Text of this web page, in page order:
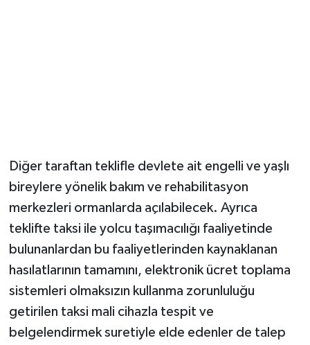
Diğer taraftan teklifle devlete ait engelli ve yaşlı
bireylere yönelik bakım ve rehabilitasyon
merkezleri ormanlarda açılabilecek. Ayrıca
teklifte taksi ile yolcu taşımacılığı faaliyetinde
bulunanlardan bu faaliyetlerinden kaynaklanan
hasılatlarının tamamını, elektronik ücret toplama
sistemleri olmaksızın kullanma zorunluluğu
getirilen taksi mali cihazla tespit ve
belgelendirmek suretiyle elde edenler de talep